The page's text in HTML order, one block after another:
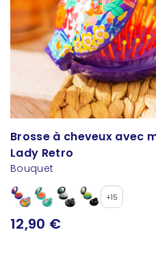
Brosse à cheveux avec
Lady Retro
Bouquet
+15
12,90 €